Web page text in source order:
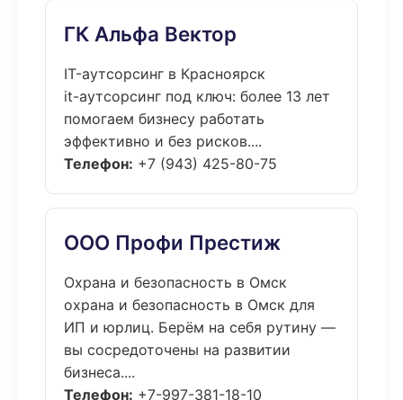
ГК Альфа Вектор
IT-аутсорсинг в Красноярск
it-аутсорсинг под ключ: более 13 лет
помогаем бизнесу работать
эффективно и без рисков....
Телефон: +7 (943) 425-80-75
ООО Профи Престиж
Охрана и безопасность в Омск
охрана и безопасность в Омск для
ИП и юрлиц. Берём на себя рутину —
вы сосредоточены на развитии
бизнеса....
Телефон: +7-997-381-18-10